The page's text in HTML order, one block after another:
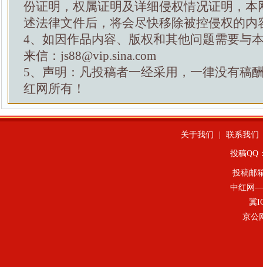
份证明，权属证明及详细侵权情况证明，本
述法律文件后，将会尽快移除被控侵权的内
4、如因作品内容、版权和其他问题需要与
来信：js88@vip.sina.com
5、声明：凡投稿者一经采用，一律没有稿
红网所有！
关于我们 联系我们
投稿QQ
投稿邮
中红网—
冀
京公